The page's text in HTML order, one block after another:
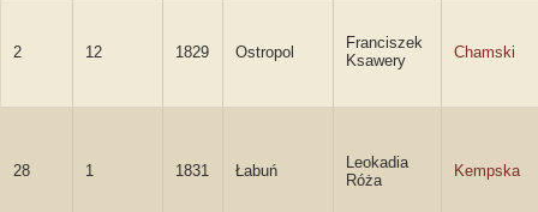
2 12 1829 Ostropol
Franciszek
Ksawery
Chamski
28 1 1831 Łabuń
Leokadia
Róża
Kempska